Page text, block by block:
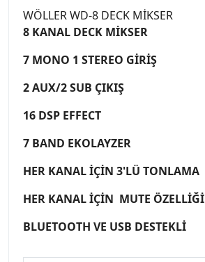
WÖLLER WD-8 DECK MİKSER
8 KANAL DECK MİKSER
7 MONO 1 STEREO GİRİŞ
2 AUX/2 SUB ÇIKIŞ
16 DSP EFFECT
7 BAND EKOLAYZER
HER KANAL İÇİN 3'LÜ TONLAMA
HER KANAL İÇİN MUTE ÖZELLİĞİ
BLUETOOTH VE USB DESTEKLİ